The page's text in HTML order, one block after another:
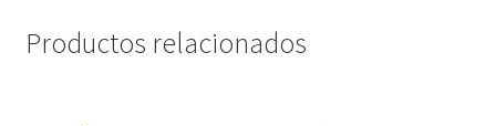
Productos relacionados